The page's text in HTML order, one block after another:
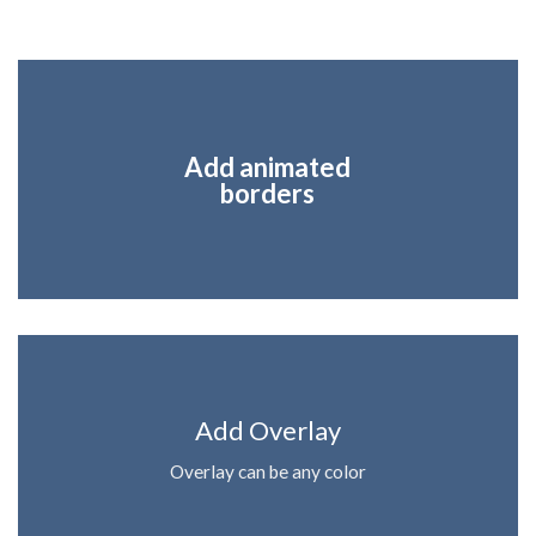
Add animated
borders
Add Overlay
Overlay can be any color